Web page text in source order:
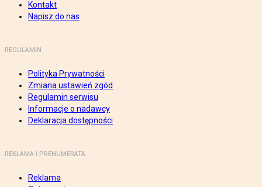
Kontakt
Napisz do nas
REGULAMIN
Polityka Prywatności
Zmiana ustawień zgód
Regulamin serwisu
Informacje o nadawcy
Deklaracja dostępności
REKLAMA I PRENUMERATA
Reklama